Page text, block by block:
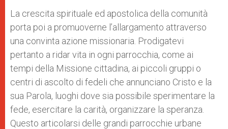
La crescita spirituale ed apostolica della comunità
porta poi a promuoverne l’allargamento attraverso
una convinta azione missionaria. Prodigatevi
pertanto a ridar vita in ogni parrocchia, come ai
tempi della Missione cittadina, ai piccoli gruppi o
centri di ascolto di fedeli che annunciano Cristo e la
sua Parola, luoghi dove sia possibile sperimentare la
fede, esercitare la carità, organizzare la speranza.
Questo articolarsi delle grandi parrocchie urbane